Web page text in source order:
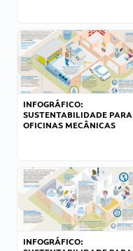
INFOGRÁFICO:
SUSTENTABILIDADE PARA
OFICINAS MECÂNICAS
INFOGRÁFICO: